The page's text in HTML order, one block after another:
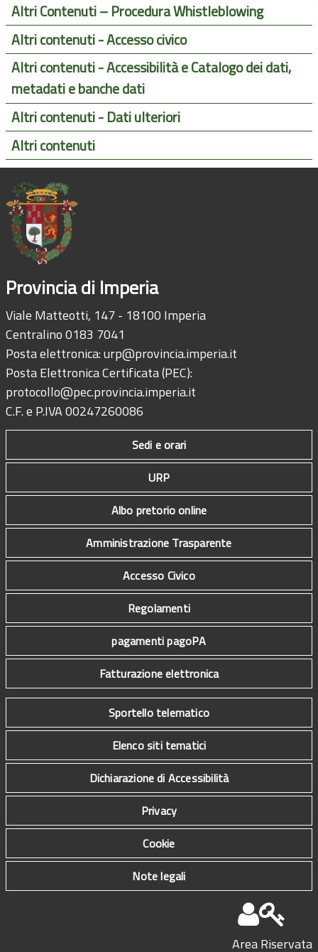
Altri Contenuti – Procedura Whistleblowing
Altri contenuti - Accesso civico
Altri contenuti - Accessibilità e Catalogo dei dati,
metadati e banche dati
Altri contenuti - Dati ulteriori
Altri contenuti
Provincia di Imperia
Viale Matteotti, 147 - 18100 Imperia
Centralino 0183 7041
Posta elettronica:urp@provincia.imperia.it
Posta Elettronica Certificata (PEC):
protocollo@pec.provincia.imperia.it
C.F. e P.IVA 00247260086
Sedi e orari
URP
Albo pretorio online
Amministrazione Trasparente
Accesso Civico
Regolamenti
pagamenti pagoPA
Fatturazione elettronica
Sportello telematico
Elenco siti tematici
Dichiarazione di Accessibilità
Privacy
Cookie
Note legali
Area Riservata